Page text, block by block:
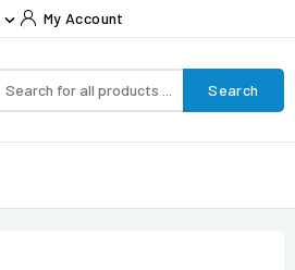
 My Account
Search